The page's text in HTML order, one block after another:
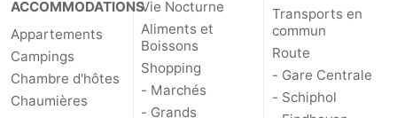
ACCOMMODATIONS
Appartements
Campings
Chambre d'hôtes
Chaumières
Vie Nocturne
Aliments et
Boissons
Shopping
- Marchés
- Grands
Transports en
commun
Route
- Gare Centrale
- Schiphol